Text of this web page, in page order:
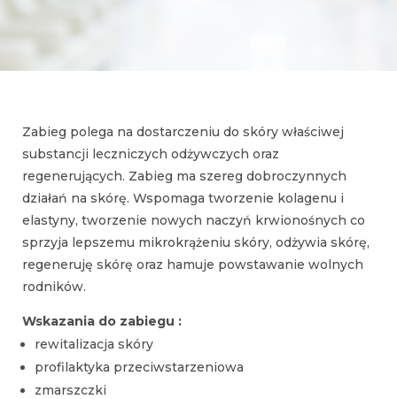
Zabieg polega na dostarczeniu do skóry właściwej
substancji leczniczych odżywczych oraz
regenerujących. Zabieg ma szereg dobroczynnych
działań na skórę. Wspomaga tworzenie kolagenu i
elastyny, tworzenie nowych naczyń krwionośnych co
sprzyja lepszemu mikrokrążeniu skóry, odżywia skórę,
regeneruję skórę oraz hamuje powstawanie wolnych
rodników.
Wskazania do zabiegu :
rewitalizacja skóry
profilaktyka przeciwstarzeniowa
zmarszczki